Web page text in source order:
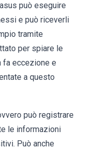
può eseguire
e può riceverli
tramite
per spiare le
fa eccezione e
a questo
può registrare
le informazioni
Può anche